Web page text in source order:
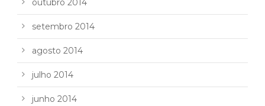
outubro 2014
setembro 2014
agosto 2014
julho 2014
junho 2014